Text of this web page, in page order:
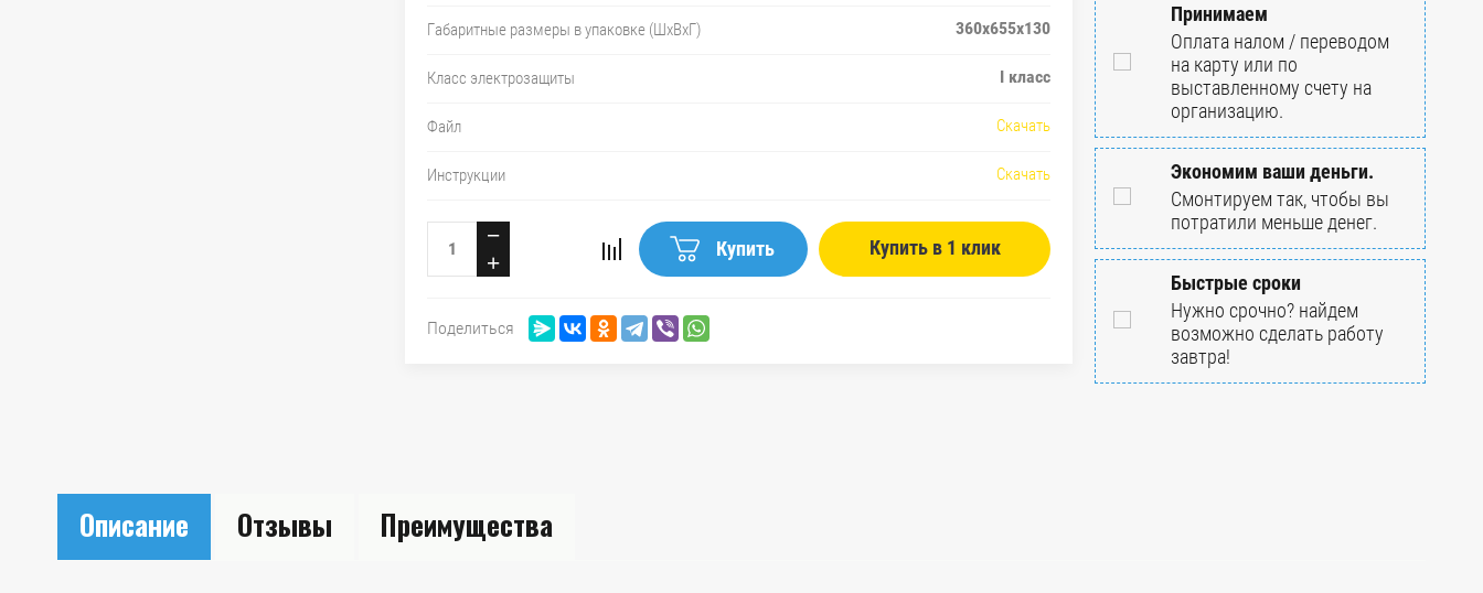
Габаритные размеры в упаковке (ШxВxГ) 360x655x130
Класс электрозащиты I класс
Файл Скачать
Инструкции Скачать
−
+
Купить Купить в 1 клик
Поделиться
Принимаем
Оплата налом / переводом
на карту или по
выставленному счету на
организацию.
Экономим ваши деньги.
Смонтируем так, чтобы вы
потратили меньше денег.
Быстрые сроки
Нужно срочно? найдем
возможно сделать работу
завтра!
Описание Отзывы Преимущества